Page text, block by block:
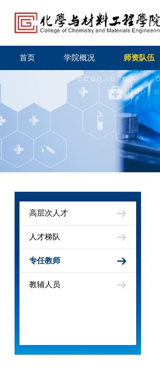
首页 学院概况 师资队伍
高层次人才
人才梯队
专任教师
教辅人员